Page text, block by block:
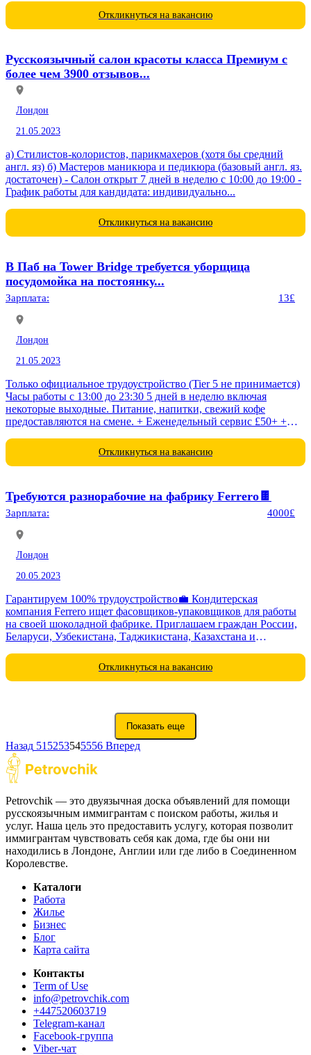
Откликнуться на вакансию
Русскоязычный салон красоты класса Премиум с
более чем 3900 отзывов...
Лондон
21.05.2023
а) Стилистов-колористов, парикмахеров (хотя бы средний
англ. яз) б) Мастеров маникюра и педикюра (базовый англ. яз.
достаточен) - Салон открыт 7 дней в неделю с 10:00 до 19:00 -
График работы для кандидата: индивидуально...
Откликнуться на вакансию
В Паб на Tower Bridge требуется уборщица
посудомойка на постоянку...
Зарплата: 13£
Лондон
21.05.2023
Только официальное трудоустройство (Tier 5 не принимается)
Часы работы с 13:00 до 23:30 5 дней в неделю включая
некоторые выходные. Питание, напитки, свежий кофе
предоставляются на смене. + Еженедельный сервис £50+ +
Откликнуться на вакансию
Требуются разнорабочие на фабрику Ferrero🍫
Зарплата: 4000£
Лондон
20.05.2023
Гарантируем 100% трудоустройство💼 Кондитерская
компания Ferrero ищет фасовщиков-упаковщиков для работы
на своей шоколадной фабрике. Приглашаем граждан России,
Беларуси, Узбекистана, Таджикистана, Казахстана и
Откликнуться на вакансию
Показать еще
Назад 51 5253545556 Вперед
Petrovchik — это двуязычная доска объявлений для помощи
русскоязычным иммигрантам с поиском работы, жилья и
услуг. Наша цель это предоставить услугу, которая позволит
иммигрантам чувствовать себя как дома, где бы они ни
находились в Лондоне, Англии или где либо в Соединенном
Королевстве.
Каталоги
Работа
Жилье
Бизнес
Блог
Карта сайта
Контакты
Term of Use
info@petrovchik.com
+447520603719
Telegram-канал
Facebook-группа
Viber-чат